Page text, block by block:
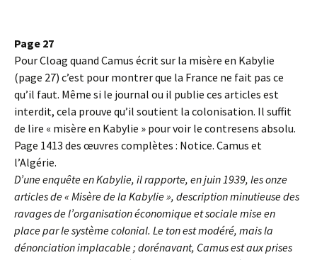
Page 27
Pour Cloag quand Camus écrit sur la misère en Kabylie
(page 27) c’est pour montrer que la France ne fait pas ce
qu’il faut. Même si le journal ou il publie ces articles est
interdit, cela prouve qu’il soutient la colonisation. Il suffit
de lire « misère en Kabylie » pour voir le contresens absolu.
Page 1413 des œuvres complètes : Notice. Camus et
l’Algérie.
D’une enquête en Kabylie, il rapporte, en juin 1939, les onze
articles de « Misère de la Kabylie », description minutieuse des
ravages de l’organisation économique et sociale mise en
place par le système colonial. Le ton est modéré, mais la
dénonciation implacable ; dorénavant, Camus est aux prises